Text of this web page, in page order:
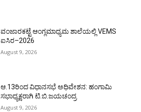
ವಂಜಾರಕಟ್ಟೆ ಆಂಗ್ಲಮಾಧ್ಯಮ ಶಾಲೆಯಲ್ಲಿ VEMS
ಐಸಿರ–2026
August 9, 2026
ಆ.13ರಿಂದ ವಿಧಾನಸಭೆ ಅಧಿವೇಶನ: ಹಂಗಾಮಿ
ಸಭಾಧ್ಯಕ್ಷರಾಗಿ ಟಿ.ಬಿ.ಜಯಚಂದ್ರ
August 9, 2026